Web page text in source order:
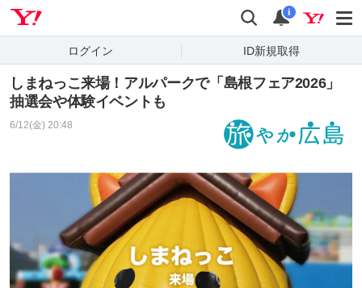
検索 通知
i
ログイン ID新規取得
しまねっこ来場！アルパークで「島根フェア2026」
抽選会や体験イベントも
6/12(金) 20:48